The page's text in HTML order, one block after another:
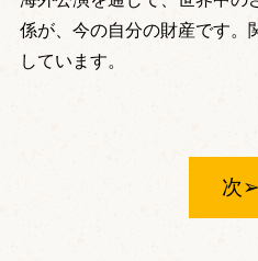
係が、今の自分の財産です。
しています。
次